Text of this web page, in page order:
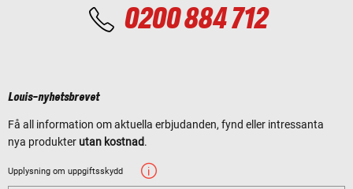
0200 884 712
Louis-nyhetsbrevet
Få all information om aktuella erbjudanden, fynd eller intressanta
nya produkter utan kostnad.
Upplysning om uppgiftsskydd